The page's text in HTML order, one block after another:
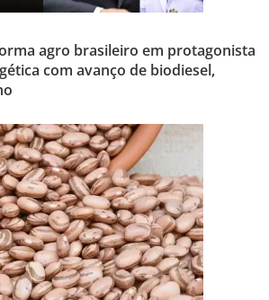
agro brasileiro em protagonista
com avanço de biodiesel,